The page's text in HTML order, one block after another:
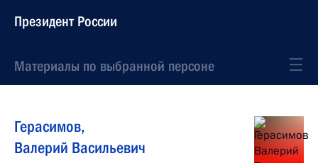
Президент России
Материалы по выбранной персоне
Герасимов,
Валерий Васильевич